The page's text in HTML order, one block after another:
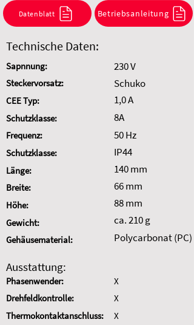
Kombination anzufragen.
Datenblatt Betriebsanleitung
Technische Daten:
Sapnnung:
Steckervorsatz:
CEE Typ:
Schutzklasse:
Frequenz:
Schutzklasse:
Länge:
Breite:
Höhe:
Gewicht:
Gehäusematerial:
230 V
Schuko
1,0 A
8A
50 Hz
IP44
140 mm
66 mm
88 mm
ca. 210 g
Polycarbonat (PC)
Ausstattung:
Phasenwender:
Drehfeldkontrolle:
Thermokontaktanschluss:
X
X
X